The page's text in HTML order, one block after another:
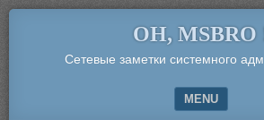
OH, MSBRO
Сетевые заметки системного
MENU